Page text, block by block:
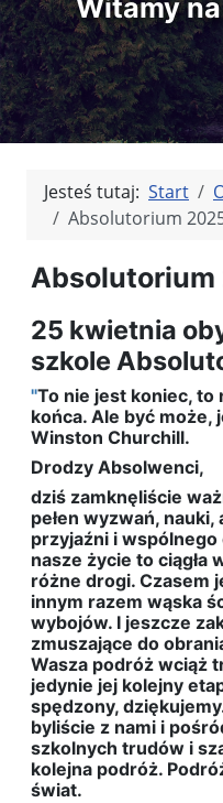
Witamy
Jesteś tutaj: Start
Absolutorium
Absolutorium
25 kwietnia
szkole
"To nie jest koniec,
końca. Ale być może,
Winston Churchill.
Drodzy Absolwenci,
dziś zamknęliście
pełen wyzwań,
przyjaźni i wspólnego
nasze życie to ciągła
różne drogi. Czasem
innym razem wąska
wybojów. I jeszcze
zmuszające do
Wasza podróż wciąż
jedynie jej kolejny
spędzony,
byliście z nami i
szkolnych trudów i
kolejna podróż.
świat.